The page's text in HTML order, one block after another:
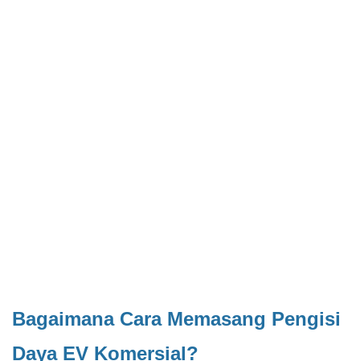
Bagaimana Cara Memasang Pengisi
Daya EV Komersial?